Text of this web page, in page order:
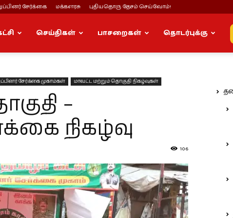
சேர்க்கை மக்களரசு புதியதொரு தேசம் செய்வோம்!
செய்திகள் பாசறைகள் தொடர்புக்கு
சேர்க்கை முகாம்கள் மாவட்ட மற்றும் தொகுதி நிகழ்வுகள்
–
நிகழ்வு
106